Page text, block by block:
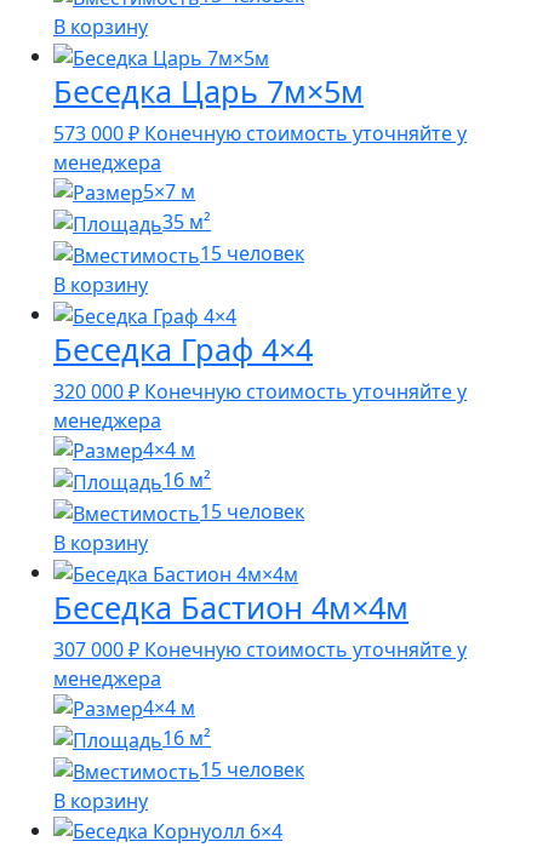
В корзину
Беседка Царь 7м×5м
573 000₽ Конечную стоимость уточняйте у
менеджера
5×7 м
35 м²
15 человек
В корзину
Беседка Граф 4×4
320 000₽ Конечную стоимость уточняйте у
менеджера
4×4 м
16 м²
15 человек
В корзину
Беседка Бастион 4м×4м
307 000₽ Конечную стоимость уточняйте у
менеджера
4×4 м
16 м²
15 человек
В корзину